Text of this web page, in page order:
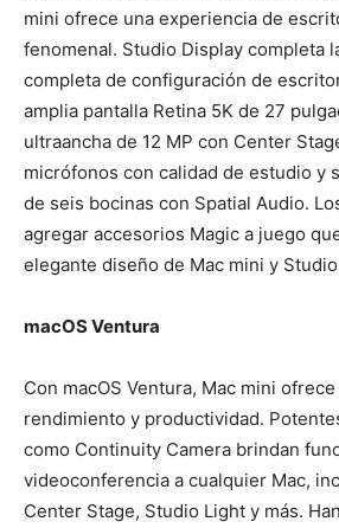
mini ofrece una experiencia de
fenomenal. Studio Display completa
completa de configuración de
amplia pantalla Retina 5K de 27
ultraancha de 12 MP con Center
micrófonos con calidad de estudio y
de seis bocinas con Spatial Audio.
agregar accesorios Magic a juego
elegante diseño de Mac mini y
macOS Ventura
Con macOS Ventura, Mac mini ofrece
rendimiento y productividad.
como Continuity Camera brindan
videoconferencia a cualquier Mac,
Center Stage, Studio Light y más.